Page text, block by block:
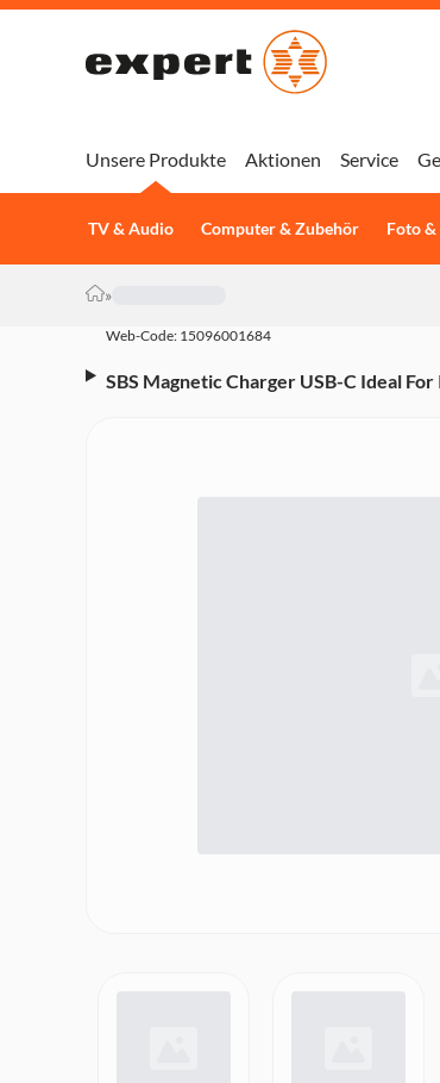
Unsere Produkte
TV & Audio Computer & Zubehör Foto
Aktionen Service
»
Web-Code: 15096001684
SBS Magnetic Charger USB-C Ideal